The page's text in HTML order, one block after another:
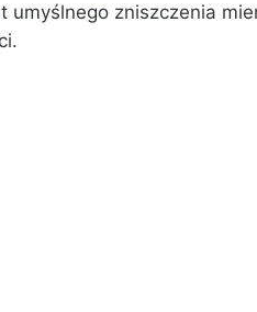
umyślnego zniszczenia